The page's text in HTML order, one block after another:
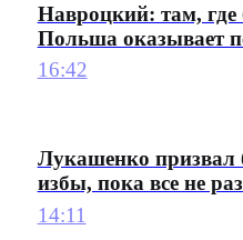
Навроцкий: там,
Польша оказывает
16:42
Лукашенко призвал
избы, пока все не
14:11